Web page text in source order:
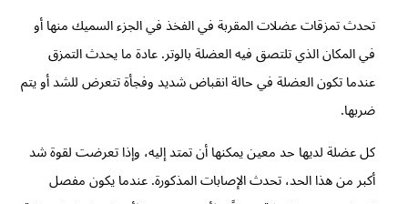
تحدث تمزقات عضلات المقربة في الفخذ في الجزء السميك منها أو
في المكان الذي تلتصق فيه العضلة بالوتر. عادة ما يحدث التمزق
عندما تكون العضلة في حالة انقباض شديد وفجأة تتعرض للشد أو يتم
ضربها.
كل عضلة لديها حد معين يمكنها أن تمتد إليه، وإذا تعرضت لقوة شد
أكبر من هذا الحد، تحدث الإصابات المذكورة. عندما يكون مفصل